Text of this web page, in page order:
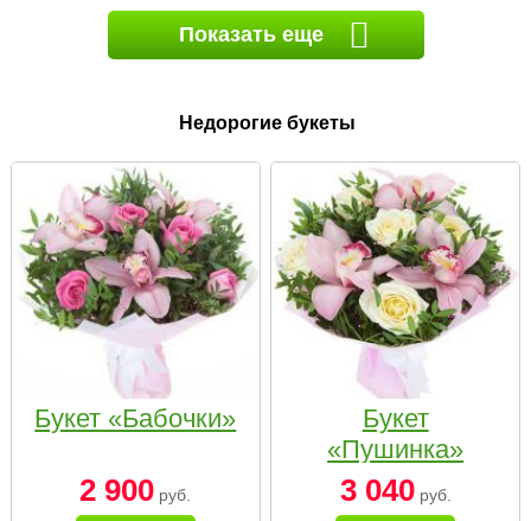
Показать еще
Недорогие букеты
Букет «Бабочки»
2 900 руб.
Букет
«Пушинка»
3 040руб.